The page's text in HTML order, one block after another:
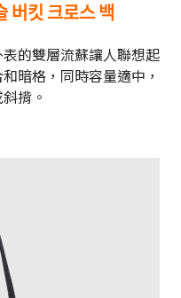
버킷 크로스 백
的雙層流蘇讓人聯想起
暗格，同時容量適中，
揹。